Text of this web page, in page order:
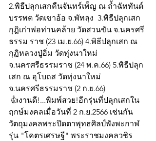
2.พิธีปลุกเสกคืนจันทร์เพ็ญ ณ ถ้ำฉัททันต์
บรรพต วัดเขาอ้อ จ.พัทลุง  3.พิธีปลุกเสก
กุฎิเก่าพ่อท่านคล้าย วัดสวนขัน จ.นครศรี
ธรรม ราช (23 เม.ย.66) 4.พิธีปลุกเสก ณ
กุฏิหลวงปู่อิ่ม วัดทุ่งนาใหม่
จ.นครศรีธรรมราช (24 พ.ค.66) 5.พิธีปลุก
เสก ณ อุโบถส วัดทุ่งนาใหม่
จ.นครศรีธรรมราช (2 ก.ย.66)
ฤกษ์มงคลเมื่อวันที่ 2 ก.ย.2566 เช่นกัน
วัตถุมงคลพระปิดตาพุทธศิลป์พังพะกาฬ
รุ่น "โคตรเศรษฐี" พระราชมงคลวชิร